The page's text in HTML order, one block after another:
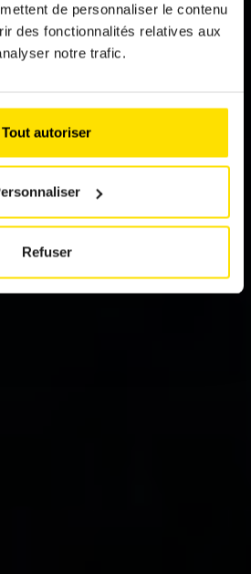
de personnaliser le contenu
des fonctionnalités relatives aux
notre trafic.
Tout autoriser
Refuser
IS CAMPING
IN